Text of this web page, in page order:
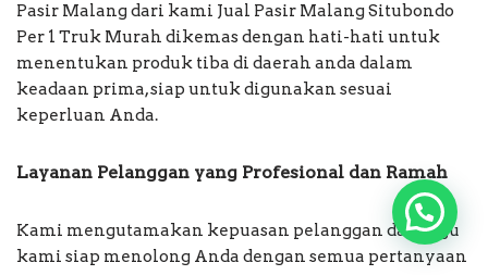
Pasir Malang dari kami Jual Pasir Malang Situbondo
Per 1 Truk Murah dikemas dengan hati-hati untuk
menentukan produk tiba di daerah anda dalam
keadaan prima, siap untuk digunakan sesuai
keperluan Anda.
Layanan Pelanggan yang Profesional dan Ramah
Kami mengutamakan kepuasan pelanggan dan regu
kami siap menolong Anda dengan semua pertanyaan